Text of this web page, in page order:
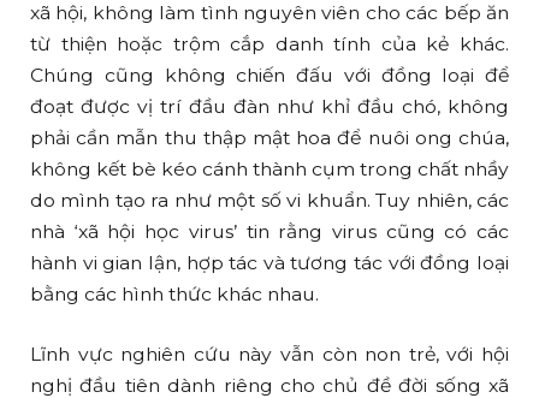
xã hội, không làm tình nguyên viên cho các bếp ăn
từ thiện hoặc trộm cắp danh tính của kẻ khác.
Chúng cũng không chiến đấu với đồng loại để
đoạt được vị trí đầu đàn như khỉ đầu chó, không
phải cần mẫn thu thập mật hoa để nuôi ong chúa,
không kết bè kéo cánh thành cụm trong chất nhầy
do mình tạo ra như một số vi khuẩn. Tuy nhiên, các
nhà ‘xã hội học virus’ tin rằng virus cũng có các
hành vi gian lận, hợp tác và tương tác với đồng loại
bằng các hình thức khác nhau.
Lĩnh vực nghiên cứu này vẫn còn non trẻ, với hội
nghị đầu tiên dành riêng cho chủ đề đời sống xã